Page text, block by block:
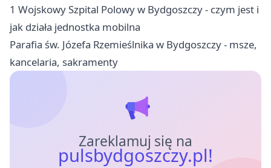
1 Wojskowy Szpital Polowy w Bydgoszczy - czym jest i
jak działa jednostka mobilna
Parafia św. Józefa Rzemieślnika w Bydgoszczy - msze,
kancelaria, sakramenty
Zareklamuj się na
pulsbydgoszczy.pl!